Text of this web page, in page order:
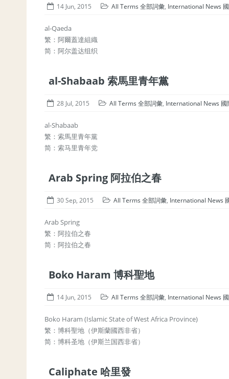
14 Jun, 2015 All Terms 全部詞彙, International News
al-Qaeda
繁：阿爾蓋達組織
简：阿尔盖达组织
al-Shabaab 索馬里青年黨
28 Jul, 2015 All Terms 全部詞彙, International News 國
al-Shabaab
繁：索馬里青年黨
简：索马里青年党
Arab Spring 阿拉伯之春
30 Sep, 2015 All Terms 全部詞彙, International News
Arab Spring
繁：阿拉伯之春
简：阿拉伯之春
Boko Haram 博科聖地
14 Jun, 2015 All Terms 全部詞彙, International News
Boko Haram (Islamic State of West Africa Province)
繁：博科聖地（伊斯蘭國西非省）
简：博科圣地（伊斯兰国西非省）
Caliphate 哈里發